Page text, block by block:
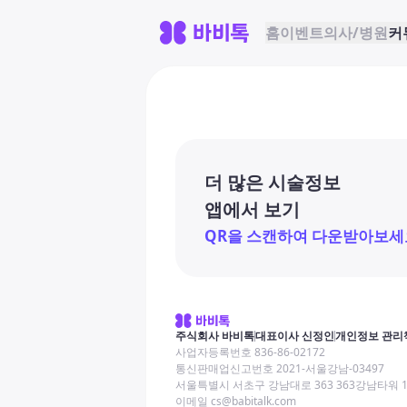
홈이벤트의사/병원커
더 많은 시술정보
앱에서 보기
QR을 스캔하여 다운받아보세
주식회사 바비톡대표이사 신정인개인정보 관리
사업자등록번호 836-86-02172
통신판매업신고번호 2021-서울강남-03497
서울특별시 서초구 강남대로 363 363강남타워
이메일 cs@babitalk.com